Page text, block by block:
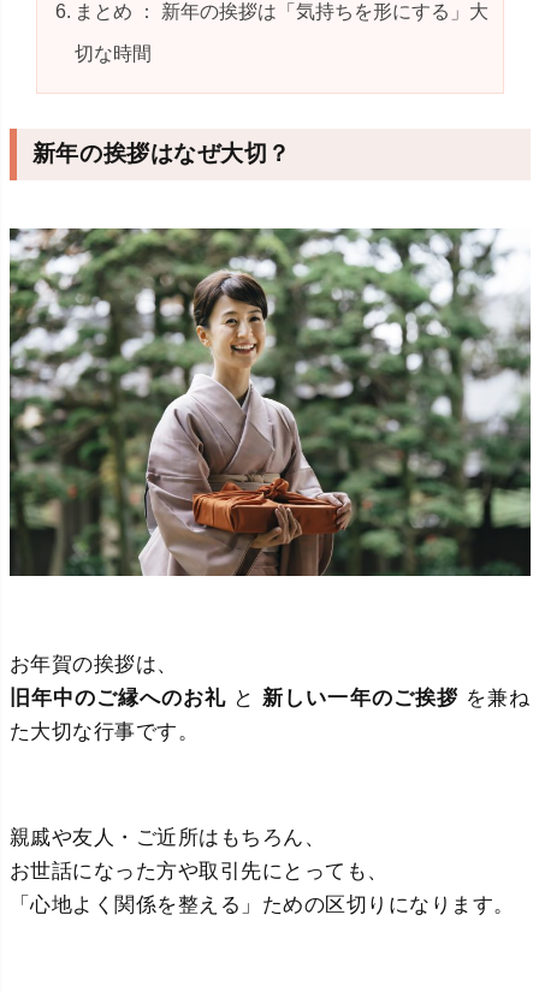
まとめ ： 新年の挨拶は「気持ちを形にする」大
切な時間
新年の挨拶はなぜ大切？
お年賀の挨拶は、
旧年中のご縁へのお礼 と 新しい一年のご挨拶を兼ね
た大切な行事です。
親戚や友人・ご近所はもちろん、
お世話になった方や取引先にとっても、
「心地よく関係を整える」ための区切りになります。